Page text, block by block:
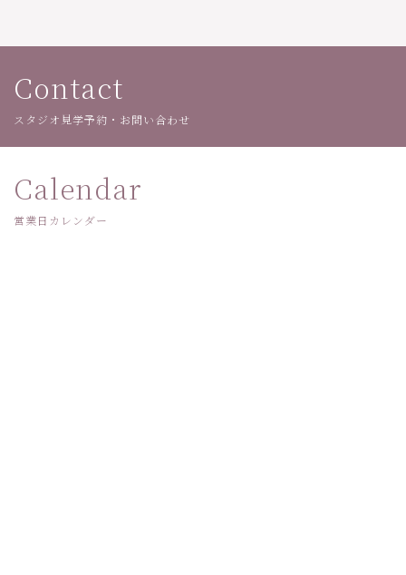
Contact
スタジオ見学予約・お問い合わせ
Calendar
営業日カレンダー